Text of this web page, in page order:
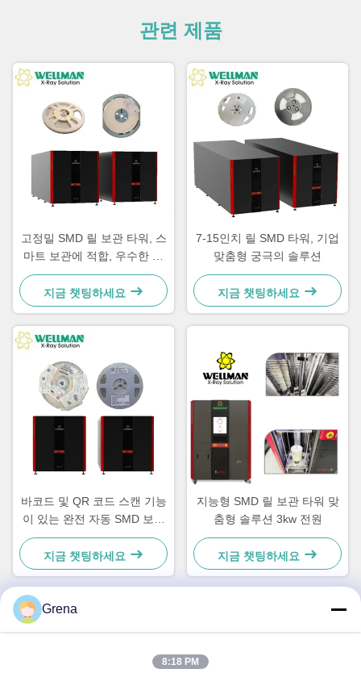
관련 제품
고정밀 SMD 릴 보관 타워, 스
마트 보관에 적합, 우수한 성
능
지금 챗팅하세요
7-15인치 릴 SMD 타워, 기업
맞춤형 궁극의 솔루션
지금 챗팅하세요
바코드 및 QR 코드 스캔 기능
이 있는 완전 자동 SMD 보관
타워
지금 챗팅하세요
지능형 SMD 릴 보관 타워 맞
춤형 솔루션 3kw 전원
지금 챗팅하세요
Grena
8:18 PM